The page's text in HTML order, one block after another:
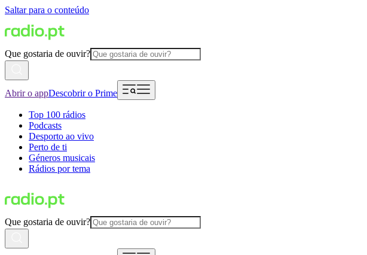
Saltar para o conteúdo
Que gostaria de ouvir?
Abrir o appDescobrir o Prime
Top 100 rádios
Podcasts
Desporto ao vivo
Perto de ti
Géneros musicais
Rádios por tema
Que gostaria de ouvir?